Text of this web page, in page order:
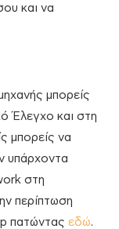
και να
μπορείς
Έλεγχο και στη
μπορείς να
υπάρχοντα
στη
περίπτωση
πατώντας εδώ.